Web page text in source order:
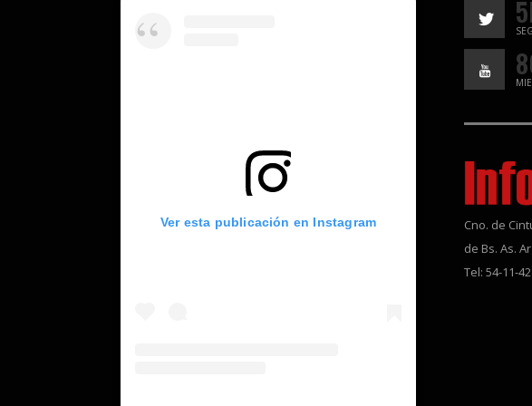
Ver esta publicación en Instagram
Cno. de
de Bs. As.
Tel: 54-11-